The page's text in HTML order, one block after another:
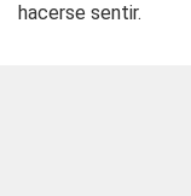
hacerse sentir.